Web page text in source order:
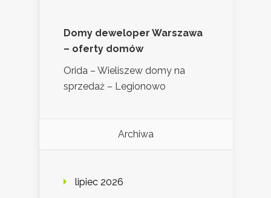
Domy deweloper Warszawa
– oferty domów
Orida – Wieliszew domy na
sprzedaż – Legionowo
Archiwa
lipiec 2026